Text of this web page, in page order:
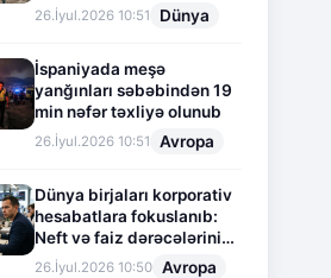
26.İyul.2026 10:51 Dünya
İspaniyada meşə
yanğınları səbəbindən 19
min nəfər təxliyə olunub
26.İyul.2026 10:51 Avropa
Dünya birjaları korporativ
hesabatlara fokuslanıb:
Neft və faiz dərəcələrinin
təsiri altında cari vəziyyət
26.İyul.2026 10:50 Avropa